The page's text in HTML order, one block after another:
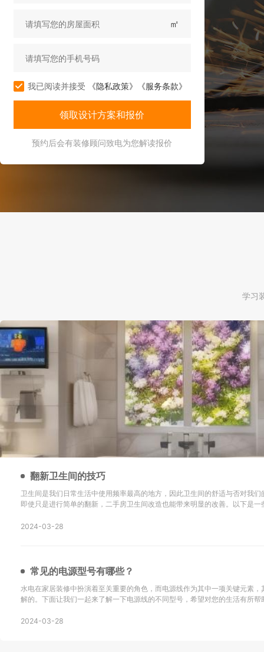
㎡
我已阅读并接受 《隐私政策》 《服务条款》
预约后会有装修顾问致电为您解读报价
学习
翻新卫生间的技巧
卫生间是我们日常生活中使用频率最高的地方，因此卫生间的舒适与否对我们
即使只是进行简单的翻新，二手房卫生间改造也能带来明显的改善。以下是一
铺设瓷砖是很重要的。确保地砖的铺设
2024-03-28
常见的电源型号有哪些？
水电在家居装修中扮演着至关重要的角色，而电源线作为其中一项关键元素，
解的。下面让我们一起来了解一下电源线的不同型号，希望对您的生活有所帮助！ SYV：这
同轴电缆。 KVV：这种电缆采用聚氯乙烯
2024-03-28